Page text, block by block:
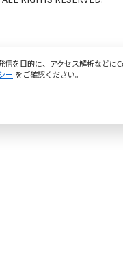
を目的に、アクセス解析などに
ー をご確認ください。